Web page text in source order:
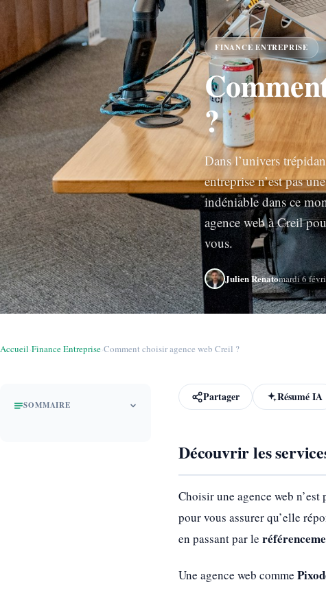
FINANCE ENTREPRISE
?
Dans l’univers
entreprise n’est pas
indéniable dans ce
agence web à Creil
vous.
Julien Renatomardi 6
Accueil›Finance Entreprise›Comment choisir agence web Creil ?
SOMMAIRE
Partager Résumé IA
Découvrir les
Choisir une agence web
pour vous assurer qu’elle
en passant par le
Une agence web comme